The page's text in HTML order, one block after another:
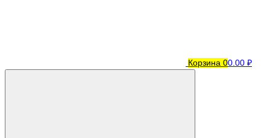
Корзина 00.00 ₽